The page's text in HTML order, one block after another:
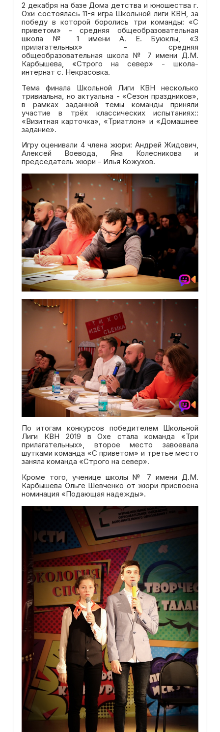
2 декабря на базе Дома детства и юношества г.
Охи состоялась 11-я игра Школьной лиги КВН, за
победу в которой боролись три команды: «С
приветом» - средняя общеобразовательная
школа № 1 имени А. Е. Буюклы, «3
прилагательных» - средняя
общеобразовательная школа № 7 имени Д.М.
Карбышева, «Строго на север» - школа-
интернат с. Некрасовка.
Тема финала Школьной Лиги КВН несколько
тривиальна, но актуальна - «Сезон праздников»,
в рамках заданной темы команды приняли
участие в трёх классических испытаниях::
«Визитная карточка», «Триатлон» и «Домашнее
задание».
Игру оценивали 4 члена жюри: Андрей Жидович,
Алексей Воевода, Яна Колесникова и
председатель жюри – Илья Кожухов.
По итогам конкурсов победителем Школьной
Лиги КВН 2019 в Охе стала команда «Три
прилагательных», второе место завоевала
шутками команда «С приветом» и третье место
заняла команда «Строго на север».
Кроме того, ученице школы № 7 имени Д.М.
Карбышева Ольге Шевченко от жюри присвоена
номинация «Подающая надежды».